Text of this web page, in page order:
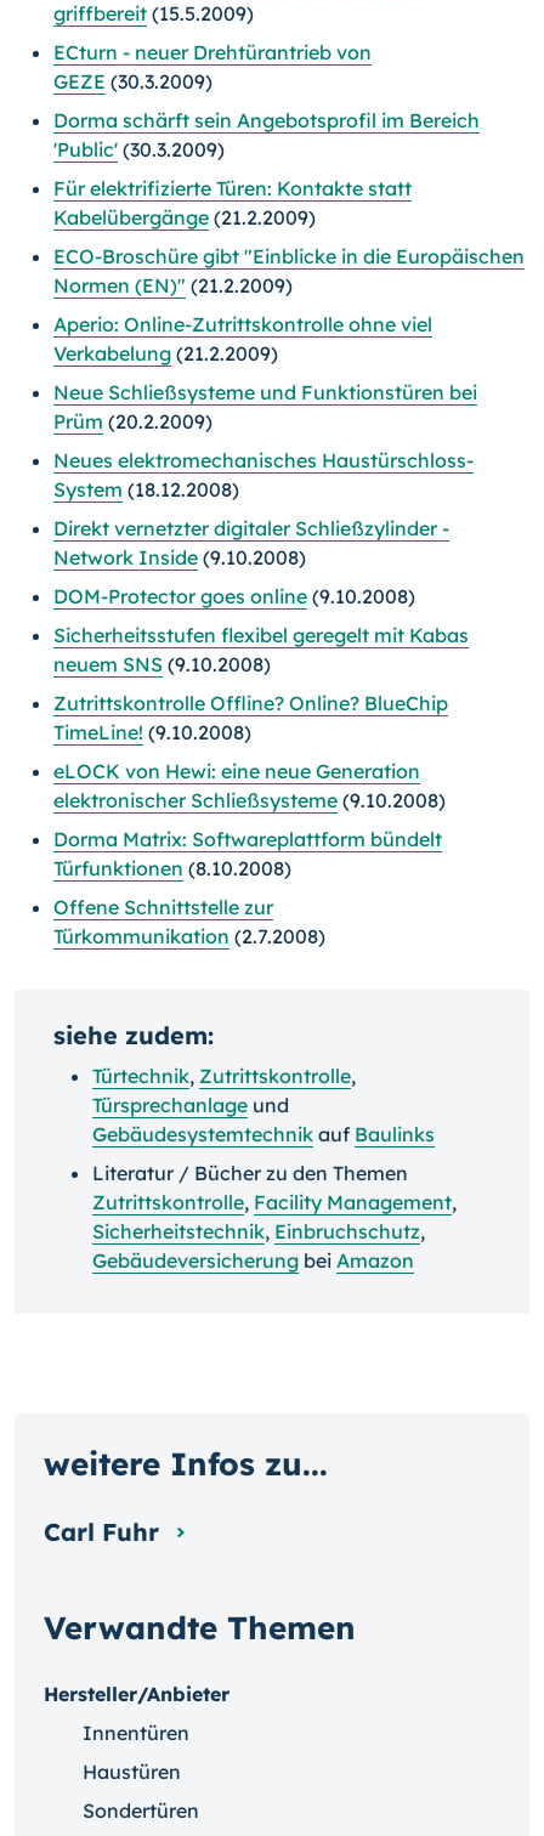
griffbereit (15.5.2009)
ECturn - neuer Drehtürantrieb von
GEZE (30.3.2009)
Dorma schärft sein Angebotsprofil im Bereich
'Public' (30.3.2009)
Für elektrifizierte Türen: Kontakte statt
Kabelübergänge (21.2.2009)
ECO-Broschüre gibt "Einblicke in die Europäischen
Normen (EN)" (21.2.2009)
Aperio: Online-Zutrittskontrolle ohne viel
Verkabelung (21.2.2009)
Neue Schließsysteme und Funktionstüren bei
Prüm (20.2.2009)
Neues elektromechanisches Haustürschloss-
System (18.12.2008)
Direkt vernetzter digitaler Schließzylinder -
Network Inside (9.10.2008)
DOM-Protector goes online (9.10.2008)
Sicherheitsstufen flexibel geregelt mit Kabas
neuem SNS (9.10.2008)
Zutrittskontrolle Offline? Online? BlueChip
TimeLine! (9.10.2008)
eLOCK von Hewi: eine neue Generation
elektronischer Schließsysteme (9.10.2008)
Dorma Matrix: Softwareplattform bündelt
Türfunktionen (8.10.2008)
Offene Schnittstelle zur
Türkommunikation (2.7.2008)
siehe zudem:
Türtechnik, Zutrittskontrolle,
Türsprechanlage und
Gebäudesystemtechnik auf Baulinks
Literatur / Bücher zu den Themen
Zutrittskontrolle, Facility Management,
Sicherheitstechnik, Einbruchschutz,
Gebäudeversicherung bei Amazon
Verwandte Themen
Hersteller/Anbieter
Innentüren
Haustüren
Sondertüren
weitere Infos zu...
Carl Fuhr